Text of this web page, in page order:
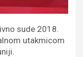
sude 2018.
utakmicom